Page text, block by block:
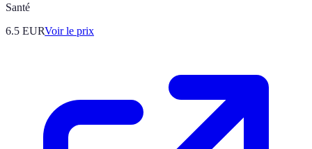
Santé
6.5 EURVoir le prix